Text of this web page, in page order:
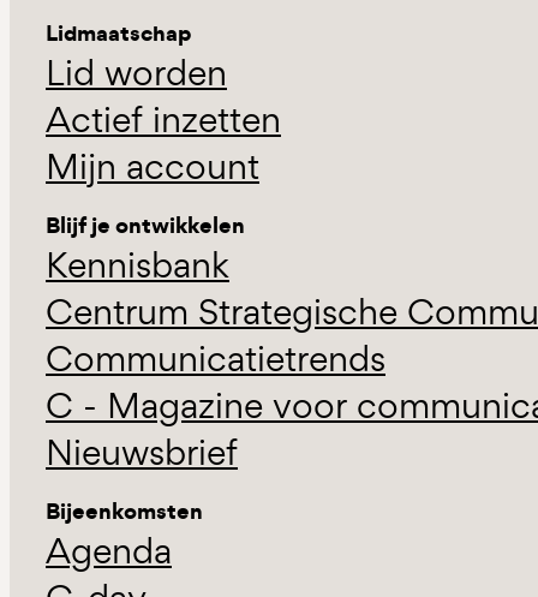
Lidmaatschap
Lid worden
Actief inzetten
Mijn account
Blijf je ontwikkelen
Kennisbank
Centrum Strategische
Communicatietrends
C - Magazine voor
Nieuwsbrief
Bijeenkomsten
Agenda